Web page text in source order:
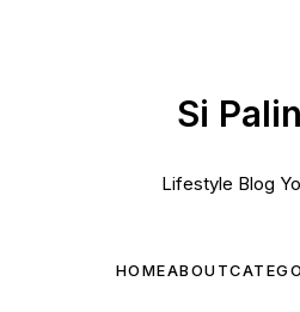
Si
Lifestyle Blog
HOMEABOUT